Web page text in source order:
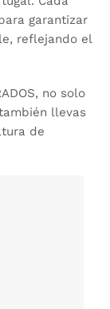
garantizar
reflejando el
no solo
llevas
de